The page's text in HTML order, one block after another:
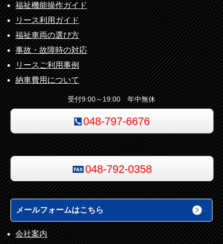
福祉機能操作ガイド
リース利用ガイド
福祉車両の選び方
事故・故障時の対応
リースご利用事例
納車費用について
受付9:00～19:00 年中無休
048-797-6676
048-792-0358
メールフォームはこちら
会社案内